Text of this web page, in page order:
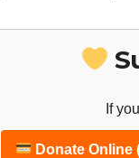
If
Donate Online